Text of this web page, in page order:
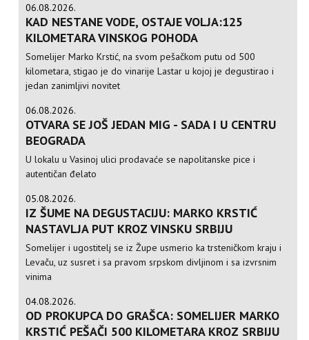
06.08.2026.
KAD NESTANE VODE, OSTAJE VOLJA:125
KILOMETARA VINSKOG POHODA
Somelijer Marko Krstić, na svom pešačkom putu od 500
kilometara, stigao je do vinarije Lastar u kojoj je degustirao i
jedan zanimljivi novitet
06.08.2026.
OTVARA SE JOŠ JEDAN MIG - SADA I U CENTRU
BEOGRADA
U lokalu u Vasinoj ulici prodavaće se napolitanske pice i
autentičan đelato
05.08.2026.
IZ ŠUME NA DEGUSTACIJU: MARKO KRSTIĆ
NASTAVLJA PUT KROZ VINSKU SRBIJU
Somelijer i ugostitelj se iz Župe usmerio ka trsteničkom kraju i
Levaču, uz susret i sa pravom srpskom divljinom i sa izvrsnim
vinima
04.08.2026.
OD PROKUPCA DO GRAŠCA: SOMELIJER MARKO
KRSTIĆ PEŠAČI 500 KILOMETARA KROZ SRBIJU